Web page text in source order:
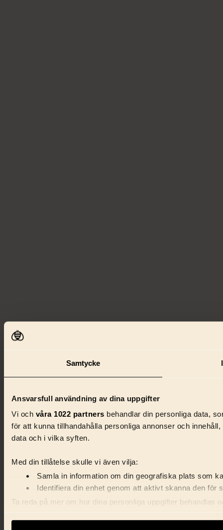
Samtycke
Ansvarsfull användning av dina uppgifter
Vi och våra 1022 partners behandlar din personliga data,
för att kunna tillhandahålla personliga annonser och
data och i vilka syften.
Med din tillåtelse skulle vi även vilja:
Samla in information om din geografiska plats som
Identifiera din enhet genom att aktivt skanna den för
Ta reda på mer om hur dina personliga uppgifter behandlas